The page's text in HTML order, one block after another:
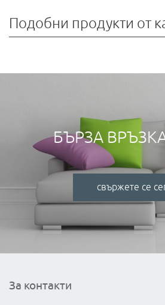
Подобни продукти от
БЪРЗА
свържете се
За контакти